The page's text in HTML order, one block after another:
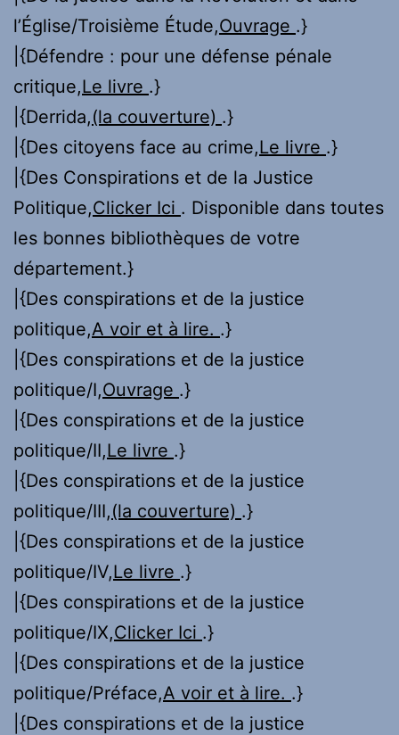
l’Église/Troisième Étude,Ouvrage .}
|{Défendre : pour une défense pénale
critique,Le livre .}
|{Derrida,(la couverture) .}
|{Des citoyens face au crime,Le livre .}
|{Des Conspirations et de la Justice
Politique,Clicker Ici . Disponible dans toutes
les bonnes bibliothèques de votre
département.}
|{Des conspirations et de la justice
politique,A voir et à lire. .}
|{Des conspirations et de la justice
politique/I,Ouvrage .}
|{Des conspirations et de la justice
politique/II,Le livre .}
|{Des conspirations et de la justice
politique/III,(la couverture) .}
|{Des conspirations et de la justice
politique/IV,Le livre .}
|{Des conspirations et de la justice
politique/IX,Clicker Ici .}
|{Des conspirations et de la justice
politique/Préface,A voir et à lire. .}
|{Des conspirations et de la justice